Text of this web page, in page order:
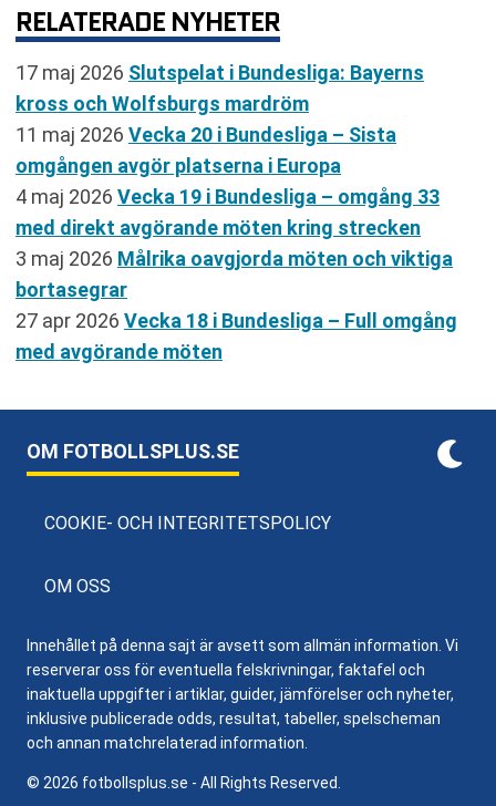
RELATERADE NYHETER
17 maj 2026 Slutspelat i Bundesliga: Bayerns
kross och Wolfsburgs mardröm
11 maj 2026 Vecka 20 i Bundesliga – Sista
omgången avgör platserna i Europa
4 maj 2026 Vecka 19 i Bundesliga – omgång 33
med direkt avgörande möten kring strecken
3 maj 2026 Målrika oavgjorda möten och viktiga
bortasegrar
27 apr 2026 Vecka 18 i Bundesliga – Full omgång
med avgörande möten
OM FOTBOLLSPLUS.SE
COOKIE- OCH INTEGRITETSPOLICY
OM OSS
Innehållet på denna sajt är avsett som allmän information. Vi
reserverar oss för eventuella felskrivningar, faktafel och
inaktuella uppgifter i artiklar, guider, jämförelser och nyheter,
inklusive publicerade odds, resultat, tabeller, spelscheman
och annan matchrelaterad information.
© 2026 fotbollsplus.se - All Rights Reserved.